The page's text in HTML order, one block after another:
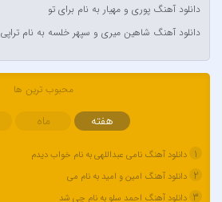
آراز نصیری
آراکوم
آران
آران، مُوِرس و وینتِرس
آرتا
آرتا اسدی
دانلود آهنگ پوری و مهیار به نام برای تو
دانلود آهنگ شاهین میری و سپهر خلسه به نام تراپی
محبوب ترین ها
هفته ماه
1 دانلود آهنگ نامی عبداللهی به نام خواب دیدم
2 دانلود آهنگ امین و امید به نام می
3 دانلود آهنگ احمد سلو به نام چی شد